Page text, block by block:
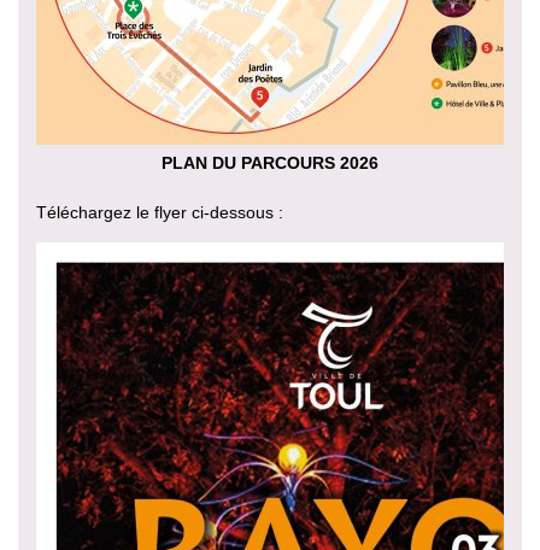
PLAN DU PARCOURS 2026
Téléchargez le flyer ci-dessous :